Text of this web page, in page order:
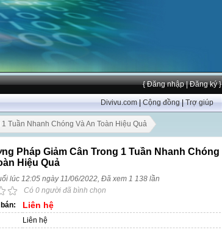
{ Đăng nhập| Đăng ký }
Divivu.com|Cộng đồng|Trợ giúp
Tuần Nhanh Chóng Và An Toàn Hiệu Quả
Pháp Giảm Cân Trong 1 Tuần Nhanh Chóng
Hiệu Quả
lúc 12:05 ngày 11/06/2022, Đã xem 1 138 lần
Có 0 người đã bình chọn
Liên hệ
Liên hệ